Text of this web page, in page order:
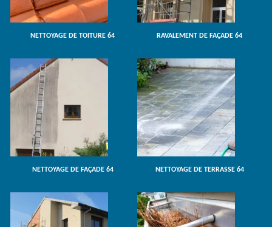
NETTOYAGE DE TOITURE 64 RAVALEMENT DE FAÇADE 64
NETTOYAGE DE FAÇADE 64 NETTOYAGE DE TERRASSE 64